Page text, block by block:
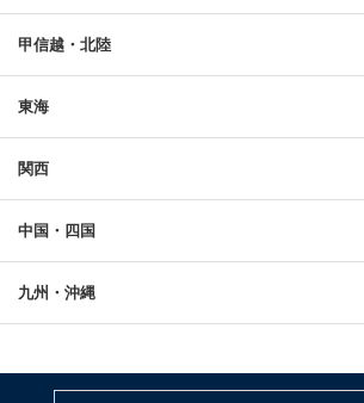
甲信越・北陸
東海
関西
中国・四国
九州・沖縄